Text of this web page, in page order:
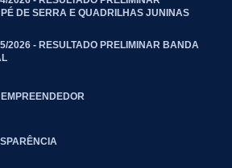
DE SERRA E QUADRILHAS JUNINAS
2026 - RESULTADO PRELIMINAR BANDA